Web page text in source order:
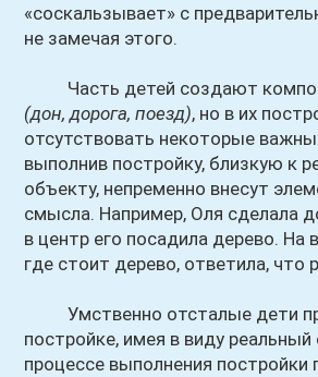
«соскальзывает» с
не замечая этого.
Часть детей создают
(дон, дорога, поезд), но в их
отсутствовать некоторые
выполнив постройку, близкую к
объекту, непременно внесут
смысла. Например, Оля сделала
в центр его посадила дерево. На
где стоит дерево, ответила,
Умственно отсталые дети
постройке, имея в виду
процессе выполнения постройки